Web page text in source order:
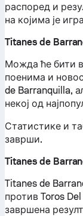
распоред и
на којима је
Titanes de
Можда ће бити
поенима и
de Barranquilla,
некој од
Статистике и
заврши.
Titanes de
Titanes de
против Toros Del
завршена